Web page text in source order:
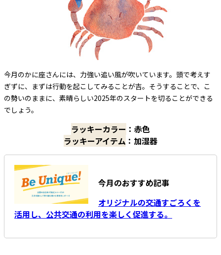
今月のかに座さんには、力強い追い風が吹いています。頭で考えす
ぎずに、まずは行動を起こしてみることが吉。そうすることで、こ
の勢いのままに、素晴らしい2025年のスタートを切ることができる
でしょう。
ラッキーカラー ：赤色
ラッキーアイテム ：加湿器
今月のおすすめ記事
オリジナルの交通すごろくを
活用し、公共交通の利用を楽しく促進する。